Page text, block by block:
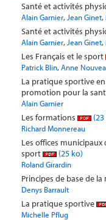
Santé et activités
Alain Garnier, Jean Ginet,
Santé et activités
Alain Garnier, Jean Ginet,
Les Français et le sport
Patrick Blin,Anne
La pratique sportive
promotion pour la
Alain Garnier
Les formations
Richard Monnereau
Les offices
sport
(25 ko)
Roland Girardin
Principes de base de
Denys Barrault
La pratique sportive
Michelle Pflug